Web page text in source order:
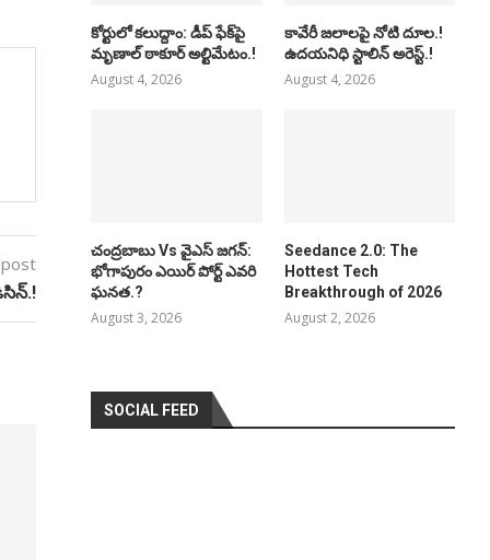
కోర్టులో కలుద్దాం: డీప్ ఫేక్‌పై
మృణాల్ ఠాకూర్ అల్టిమేటం.!
August 4, 2026
కావేరీ జలాలపై నోటి దూల.!
ఉదయనిధి స్టాలిన్ అరెస్ట్.!
August 4, 2026
చంద్రబాబు Vs వైఎస్ జగన్:
భోగాపురం ఎయిర్ పోర్ట్ ఎవరి
ఘనత.?
August 3, 2026
Seedance 2.0: The
Hottest Tech
Breakthrough of 2026
August 2, 2026
SOCIAL FEED